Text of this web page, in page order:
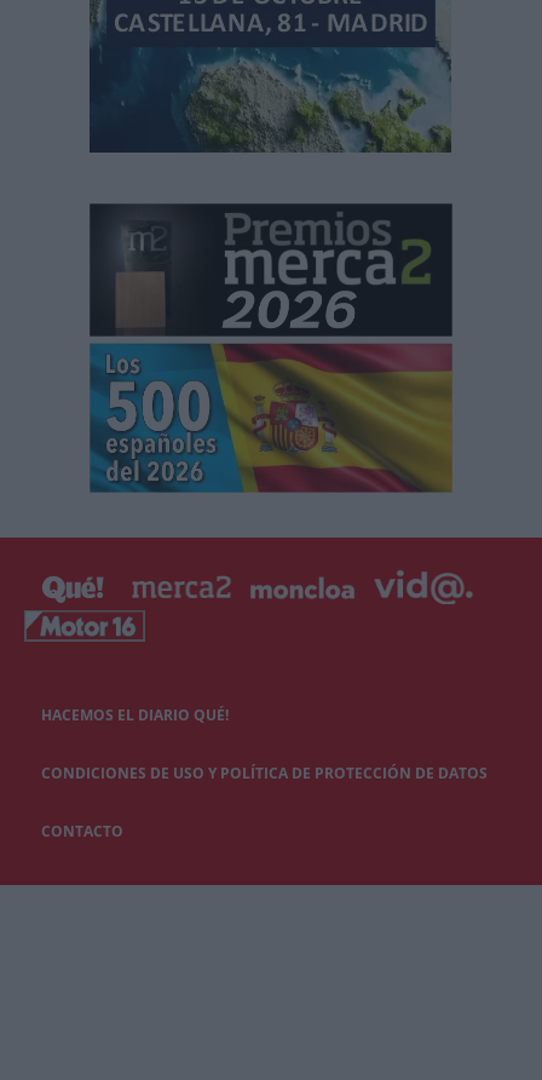
HACEMOS EL DIARIO QUÉ!
CONDICIONES DE USO Y POLÍTICA DE PROTECCIÓN DE DATOS
CONTACTO